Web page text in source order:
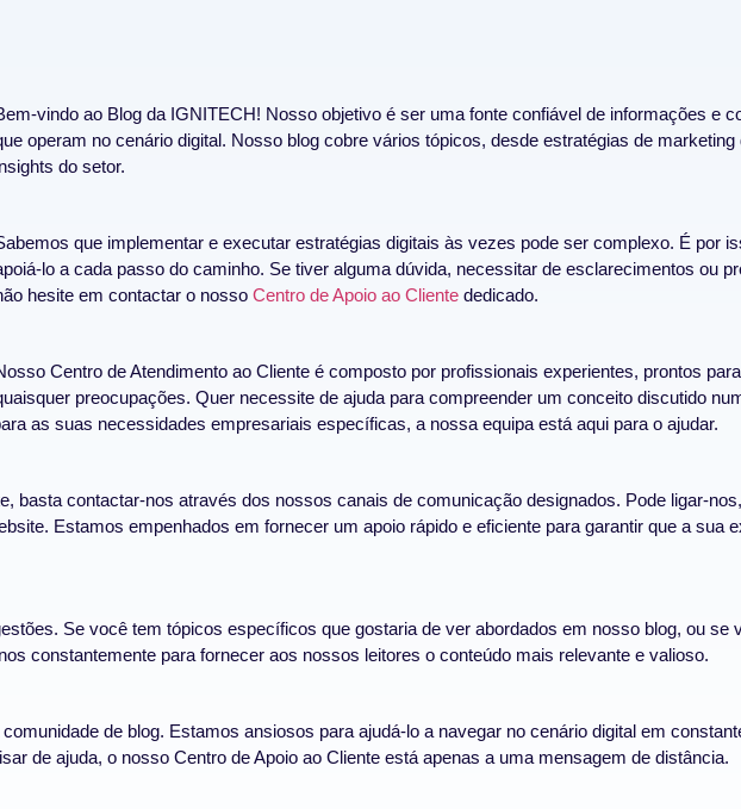
vindo ao Blog da IGNITECH! Nosso objetivo é ser uma fonte confiável de informações e
operam no cenário digital. Nosso blog cobre vários tópicos, desde estratégias de marketing
do setor.
que implementar e executar estratégias digitais às vezes pode ser complexo. É por
lo a cada passo do caminho. Se tiver alguma dúvida, necessitar de esclarecimentos ou
hesite em contactar o nosso Centro de Apoio ao Cliente dedicado.
Centro de Atendimento ao Cliente é composto por profissionais experientes, prontos
preocupações. Quer necessite de ajuda para compreender um conceito discutido
as suas necessidades empresariais específicas, a nossa equipa está aqui para o ajudar.
basta contactar-nos através dos nossos canais de comunicação designados. Pode ligar-
Estamos empenhados em fornecer um apoio rápido e eficiente para garantir que a sua
Se você tem tópicos específicos que gostaria de ver abordados em nosso blog, ou se
constantemente para fornecer aos nossos leitores o conteúdo mais relevante e valioso.
de blog. Estamos ansiosos para ajudá-lo a navegar no cenário digital em
de ajuda, o nosso Centro de Apoio ao Cliente está apenas a uma mensagem de distância.